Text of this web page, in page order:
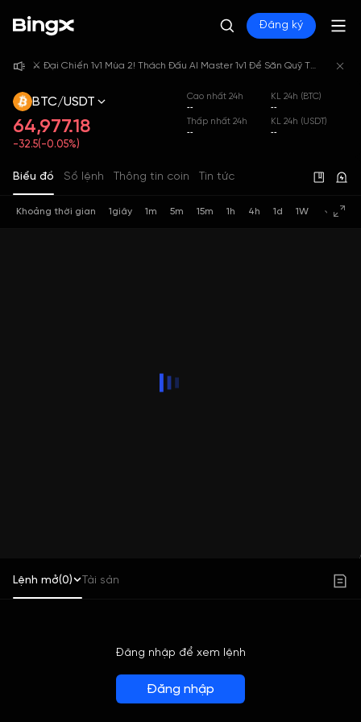
Đăng ký
⚔️ Đại Chiến 1v1 Mùa 2! Thách Đấu AI Master 1v1 Để Săn Quỹ Thưởng 4,000,000 USDT!
BTC/USDT
64,977.18
-32.5(-0.05%)
Cao nhất 24h
--
KL 24h (BTC)
--
Thấp nhất 24h
--
KL 24h (USDT)
--
Biểu đồ Sổ lệnh Thông tin coin Tin tức
Khoảng thời gian 1giây 1m 5m 15m 1h 4h 1d 1W
Lệnh mở(0) Tài sản
Đăng nhập để xem lệnh
Đăng nhập